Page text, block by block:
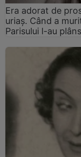
Era adorat de
uriaș. Când a
Parisului l-au plâns